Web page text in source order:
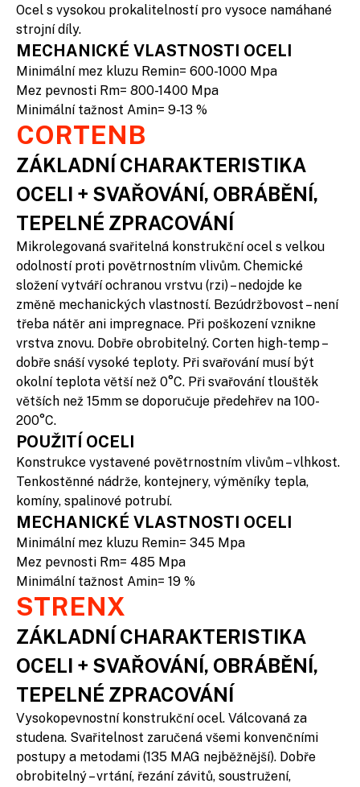
Ocel s vysokou prokalitelností pro vysoce namáhané
strojní díly.
MECHANICKÉ VLASTNOSTI OCELI
Minimální mez kluzu Remin= 600-1000 Mpa
Mez pevnosti Rm= 800-1400 Mpa
Minimální tažnost Amin= 9-13 %
CORTENB
ZÁKLADNÍ CHARAKTERISTIKA
OCELI + SVAŘOVÁNÍ, OBRÁBĚNÍ,
TEPELNÉ ZPRACOVÁNÍ
Mikrolegovaná svařitelná konstrukční ocel s velkou
odolností proti povětrnostním vlivům. Chemické
složení vytváří ochranou vrstvu (rzi) – nedojde ke
změně mechanických vlastností. Bezúdržbovost – není
třeba nátěr ani impregnace. Při poškození vznikne
vrstva znovu. Dobře obrobitelný. Corten high-temp –
dobře snáší vysoké teploty. Při svařování musí být
okolní teplota větší než 0°C. Při svařování tlouštěk
větších než 15mm se doporučuje předehřev na 100-
200°C.
POUŽITÍ OCELI
Konstrukce vystavené povětrnostním vlivům – vlhkost.
Tenkostěnné nádrže, kontejnery, výměníky tepla,
komíny, spalinové potrubí.
MECHANICKÉ VLASTNOSTI OCELI
Minimální mez kluzu Remin= 345 Mpa
Mez pevnosti Rm= 485 Mpa
Minimální tažnost Amin= 19 %
STRENX
ZÁKLADNÍ CHARAKTERISTIKA
OCELI + SVAŘOVÁNÍ, OBRÁBĚNÍ,
TEPELNÉ ZPRACOVÁNÍ
Vysokopevnostní konstrukční ocel. Válcovaná za
studena. Svařitelnost zaručená všemi konvenčními
postupy a metodami (135 MAG nejběžnější). Dobře
obrobitelný – vrtání, řezání závitů, soustružení,